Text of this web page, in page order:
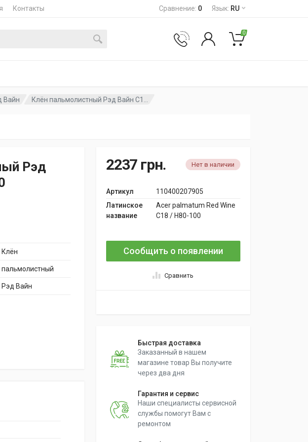
Контакты Сравнение: 0 Язык: RU
0
Вайн Клён пальмолистный Рэд Вайн C1...
Рэд
Клён
пальмолистный
Рэд Вайн
2237 грн. Нет в наличии
Артикул
110400207905
Латинское
название
Acer palmatum Red Wine
C18 / H80-100
Сообщить о появлении
Сравнить
Быстрая доставка
Заказанный в нашем
магазине товар Вы получите
через два дня
Гарантия и сервис
Наши специалисты сервисной
службы помогут Вам с
ремонтом